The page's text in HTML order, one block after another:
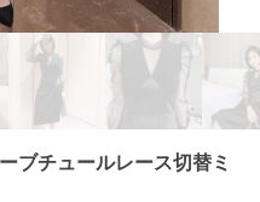
ブチュールレース切替ミ